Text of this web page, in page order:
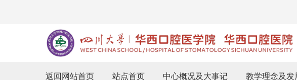
返回网站首页 站点首页 中心概况及大事记 教学理念及发